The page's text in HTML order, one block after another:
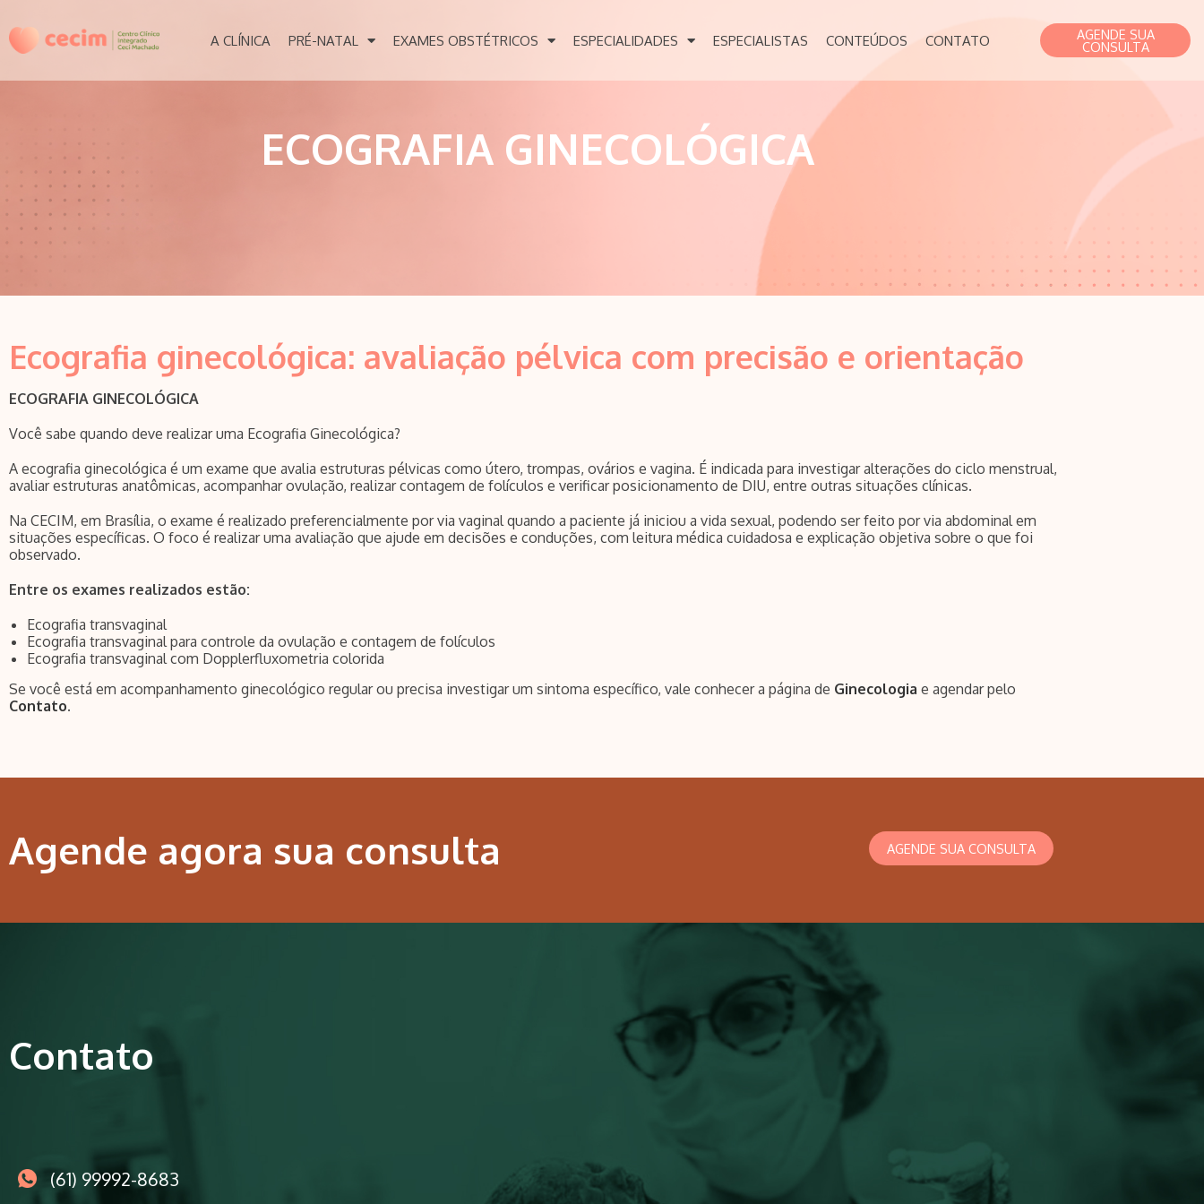
A CLÍNICA PRÉ-NATAL EXAMES OBSTÉTRICOS ESPECIALIDADES ESPECIALISTAS CONTEÚDOS CONTATO AGENDE SUA
CONSULTA
ECOGRAFIA GINECOLÓGICA
Ecografia ginecológica: avaliação pélvica com precisão e orientação
ECOGRAFIA GINECOLÓGICA
Você sabe quando deve realizar uma Ecografia Ginecológica?
A ecografia ginecológica é um exame que avalia estruturas pélvicas como útero, trompas, ovários e vagina. É indicada para investigar alterações do ciclo menstrual,
avaliar estruturas anatômicas, acompanhar ovulação, realizar contagem de folículos e verificar posicionamento de DIU, entre outras situações clínicas.
Na CECIM, em Brasília, o exame é realizado preferencialmente por via vaginal quando a paciente já iniciou a vida sexual, podendo ser feito por via abdominal em
situações específicas. O foco é realizar uma avaliação que ajude em decisões e conduções, com leitura médica cuidadosa e explicação objetiva sobre o que foi
observado.
Entre os exames realizados estão:
Ecografia transvaginal
Ecografia transvaginal para controle da ovulação e contagem de folículos
Ecografia transvaginal com Dopplerfluxometria colorida
Se você está em acompanhamento ginecológico regular ou precisa investigar um sintoma específico, vale conhecer a página de Ginecologia e agendar pelo
Contato.
Agende agora sua consulta AGENDE SUA CONSULTA
Contato
(61) 99992-8683